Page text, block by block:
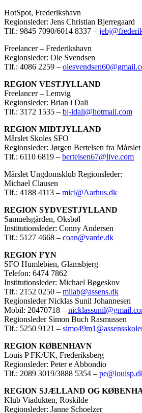
HotSpot, Frederikshavn
Regionsleder: Jens Christian Bjerregaard
Tlf.: 9845 7090/6014 8337 –
Freelancer – Frederikshavn
Regionsleder: Ole Svendsen
Tlf.: 4086 2259 –
REGION VESTJYLLAND
Freelancer – Lemvig
Regionsleder: Brian i Dali
Tlf.: 3172 1535 – bj-idali@hotmail.com
REGION MIDTJYLLAND
Mårslet Skoles SFO
Regionsleder: Jørgen Bertelsen fra
Tlf.: 6110 6819 – bertelsen67@live.com
Mårslet Ungdomsklub Regionsleder:
Michael Clausen
Tlf.: 4188 4113 – micl@Aarhus.dk
REGION SYDVESTJYLLAND
Samuelsgården, Oksbøl
Institutionsleder: Conny Andersen
Tlf.: 5127 4668 – coan@varde.dk
REGION FYN
SFO Humlebien, Glamsbjerg
Telefon: 6474 7862
Institutionsleder: Michael Bøgeskov
Tlf.: 2152 0250 – milab@assens.dk
Regionsleder Nicklas Sunil Johannesen
Mobil: 20470718 –
Regionsleder Simon Buch Rasmussen
Tlf.: 5250 9121 –
REGION KØBENHAVN
Louis P FK/UK, Frederiksberg
Regionsleder: Peter e Abbondio
Tlf.: 2089 3019/3888 5354 –
REGION SJÆLLAND OG
Klub Viadukten, Roskilde
Regionsleder: Janne Schoelzer